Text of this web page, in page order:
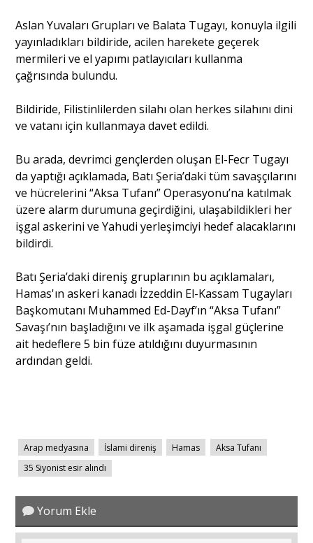
Yazarlar
Eğitim
Ankara Analiz
Sağlık
Aslan Yuvaları Grupları ve Balata Tugayı, konuyla ilgili
yayınladıkları bildiride, acilen harekete geçerek
mermileri ve el yapımı patlayıcıları kullanma
çağrısında bulundu.
Bildiride, Filistinlilerden silahı olan herkes silahını dini
ve vatanı için kullanmaya davet edildi.
Bu arada, devrimci gençlerden oluşan El-Fecr Tugayı
da yaptığı açıklamada, Batı Şeria’daki tüm savaşçılarını
ve hücrelerini “Aksa Tufanı” Operasyonu’na katılmak
üzere alarm durumuna geçirdiğini, ulaşabildikleri her
işgal askerini ve Yahudi yerleşimciyi hedef alacaklarını
bildirdi.
Batı Şeria’daki direniş gruplarının bu açıklamaları,
Hamas'ın askeri kanadı İzzeddin El-Kassam Tugayları
Başkomutanı Muhammed Ed-Dayf’ın “Aksa Tufanı”
Savaşı’nın başladığını ve ilk aşamada işgal güçlerine
ait hedeflere 5 bin füze atıldığını duyurmasının
ardından geldi.
Arap medyasına İslami direniş Hamas
Aksa Tufanı
35 Siyonist esir alındı
Yorum Ekle